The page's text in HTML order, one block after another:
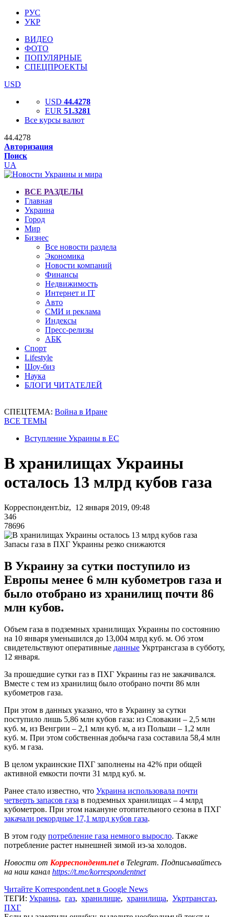
РУС
УКР
ВИДЕО
ФОТО
ПОПУЛЯРНЫЕ
СПЕЦПРОЕКТЫ
USD
USD 44.4278
EUR 51.3281
Все курсы валют
44.4278
Авторизация
Поиск
UA
ВСЕ РАЗДЕЛЫ
Главная
Украина
Город
Мир
Бизнес
Все новости раздела
Экономика
Новости компаний
Финансы
Недвижимость
Интернет и IT
Авто
СМИ и реклама
Индексы
Пресс-релизы
АБК
Спорт
Lifestyle
Шоу-биз
Наука
БЛОГИ ЧИТАТЕЛЕЙ
СПЕЦТЕМА: Война в Иране
ВСЕ ТЕМЫ
Вступление Украины в ЕС
В хранилищах Украины
осталось 13 млрд кубов газа
Корреспондент.biz, 12 января 2019, 09:48
346
78696
Запасы газа в ПХГ Украины резко снижаются
В Украину за сутки поступило из
Европы менее 6 млн кубометров газа и
было отобрано из хранилищ почти 86
млн кубов.
Объем газа в подземных хранилищах Украины по состоянию
на 10 января уменьшился до 13,004 млрд куб. м. Об этом
свидетельствуют оперативные данные Укртрансгаза в субботу,
12 января.
За прошедшие сутки газ в ПХГ Украины газ не закачивался.
Вместе с тем из хранилищ было отобрано почти 86 млн
кубометров газа.
При этом в данных указано, что в Украину за сутки
поступило лишь 5,86 млн кубов газа: из Словакии – 2,5 млн
куб. м, из Венгрии – 2,1 млн куб. м, а из Польши – 1,2 млн
куб. м. При этом собственная добыча газа составила 58,4 млн
куб. м газа.
В целом украинские ПХГ заполнены на 42% при общей
активной емкости почти 31 млрд куб. м.
Ранее стало известно, что Украина использовала почти
четверть запасов газа в подземных хранилищах – 4 млрд
кубометров. При этом накануне отопительного сезона в ПХГ
закачали рекордные 17,1 млрд кубов газа.
В этом году потребление газа немного выросло. Также
потребление растет нынешней зимой из-за холодов.
Новости от Корреспондент.netв Telegram. Подписывайтесь
на наш канал https://t.me/korrespondentnet
Читайте Korrespondent.net в Google News
ТЕГИ: Украина, газ, хранилище, хранилища, Укртрансгаз,
ПХГ